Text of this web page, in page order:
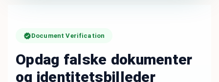
Document Verification
Opdag falske dokumenter
og identitetsbilleder